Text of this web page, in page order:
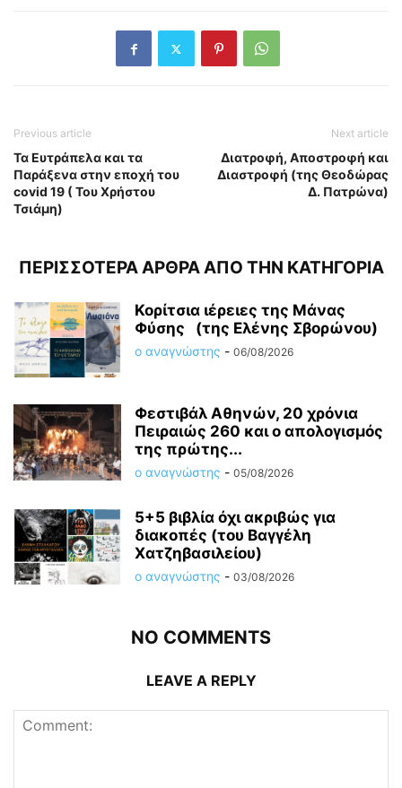
Previous article
Τα Ευτράπελα και τα
Παράξενα στην εποχή του
covid 19 ( Του Χρήστου
Τσιάμη)
Next article
Διατροφή, Αποστροφή και
Διαστροφή (της Θεοδώρας
Δ. Πατρώνα)
ΠΕΡΙΣΣΟΤΕΡΑ ΑΡΘΡΑ ΑΠΟ ΤΗΝ ΚΑΤΗΓΟΡΙΑ
Κορίτσια ιέρειες της Μάνας
Φύσης (της Ελένης Σβορώνου)
ο αναγνώστης - 06/08/2026
Φεστιβάλ Αθηνών, 20 χρόνια
Πειραιώς 260 και ο απολογισμός
της πρώτης...
ο αναγνώστης - 05/08/2026
5+5 βιβλία όχι ακριβώς για
διακοπές (του Βαγγέλη
Χατζηβασιλείου)
ο αναγνώστης - 03/08/2026
NO COMMENTS
LEAVE A REPLY